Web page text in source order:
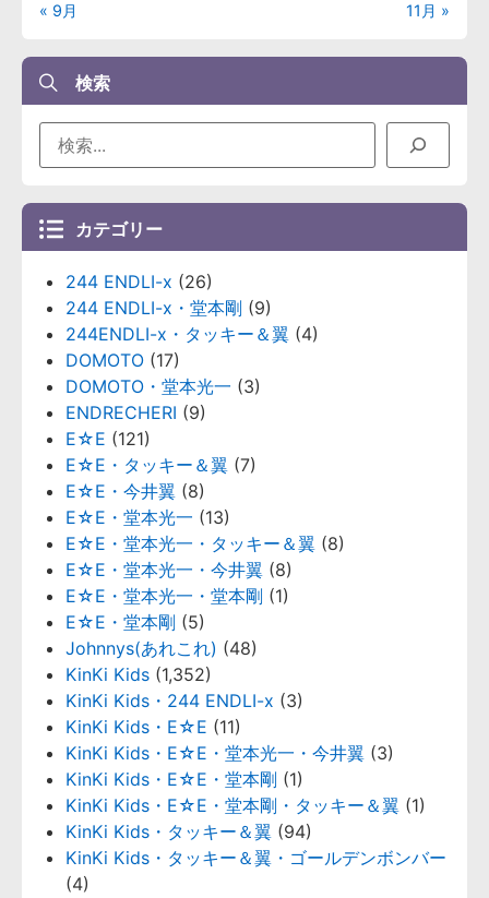
« 9月 11月 »
検索
カテゴリー
244 ENDLI-x (26)
244 ENDLI-x・堂本剛 (9)
244ENDLI-x・タッキー＆翼 (4)
DOMOTO (17)
DOMOTO・堂本光一 (3)
ENDRECHERI (9)
E☆E (121)
E☆E・タッキー＆翼 (7)
E☆E・今井翼 (8)
E☆E・堂本光一 (13)
E☆E・堂本光一・タッキー＆翼 (8)
E☆E・堂本光一・今井翼 (8)
E☆E・堂本光一・堂本剛 (1)
E☆E・堂本剛 (5)
Johnnys(あれこれ) (48)
KinKi Kids (1,352)
KinKi Kids・244 ENDLI-x (3)
KinKi Kids・E☆E (11)
KinKi Kids・E☆E・堂本光一・今井翼 (3)
KinKi Kids・E☆E・堂本剛 (1)
KinKi Kids・E☆E・堂本剛・タッキー＆翼 (1)
KinKi Kids・タッキー＆翼 (94)
KinKi Kids・タッキー＆翼・ゴールデンボンバー
(4)